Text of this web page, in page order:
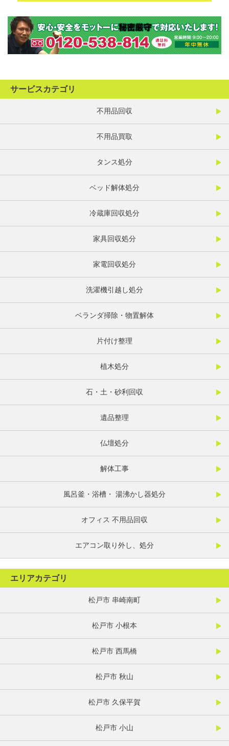
サービスカテゴリ
不用品回収
不用品買取
タンス処分
ベッド解体処分
冷蔵庫回収処分
家具回収処分
家電回収処分
洗濯機引越し処分
ベランダ掃除・物置解体
片付け整理
植木処分
石・土・砂利回収
遺品整理
仏壇処分
解体工事
風呂釜・浴槽・ 湯沸かし器処分
オフィス 不用品回収
エアコン取り外し、処分
エリアカテゴリ
松戸市 串崎南町
松戸市 小根本
松戸市 西馬橋
松戸市 秋山
松戸市 久保平賀
松戸市 小山